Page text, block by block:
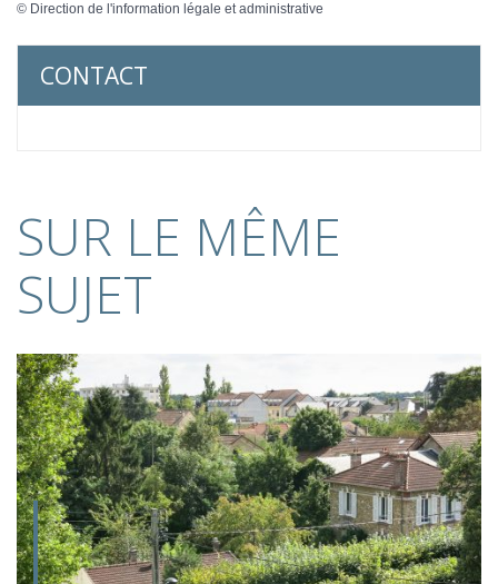
© Direction de l'information légale et administrative
CONTACT
SUR LE MÊME
SUJET